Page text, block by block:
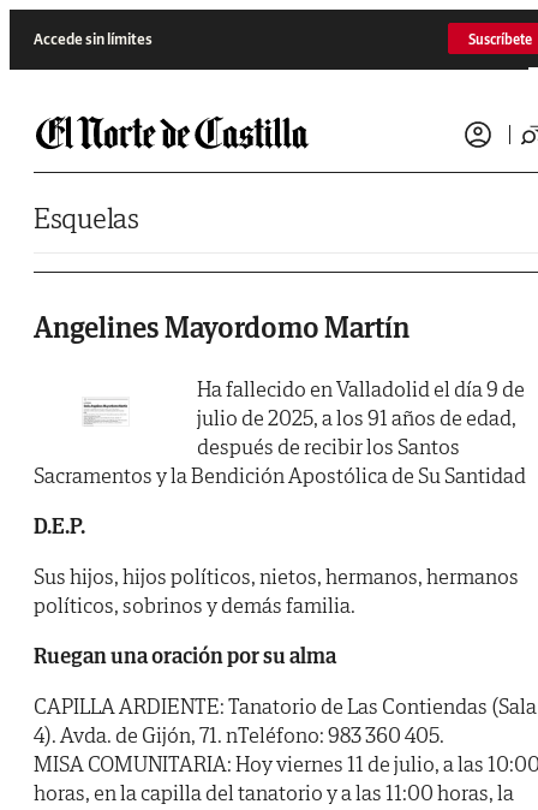
Accede sin límites Suscríbete
Esquelas
Angelines Mayordomo Martín
Ha fallecido en Valladolid el día 9 de
julio de 2025, a los 91 años de edad,
después de recibir los Santos
Sacramentos y la Bendición Apostólica de Su Santidad
D.E.P.
Sus hijos, hijos políticos, nietos, hermanos, hermanos
políticos, sobrinos y demás familia.
Ruegan una oración por su alma
CAPILLA ARDIENTE: Tanatorio de Las Contiendas (Sala
4). Avda. de Gijón, 71. nTeléfono: 983 360 405.
MISA COMUNITARIA: Hoy viernes 11 de julio, a las
horas, en la capilla del tanatorio y a las 11:00 horas, la